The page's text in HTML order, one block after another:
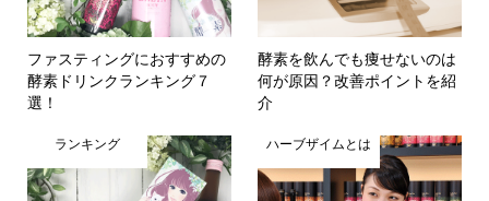
ファスティングにおすすめの
酵素ドリンクランキング７
選！
酵素を飲んでも痩せないのは
何が原因？改善ポイントを紹
介
ランキング ハーブザイムとは